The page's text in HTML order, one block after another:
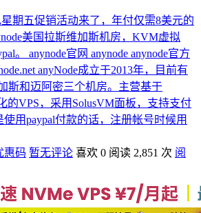
星期五促销活动来了，年付仅需8美元的
美国拉斯维加斯机房，KVM虚拟
。 anynode官网 anynode anynode官方
anyNode成立于2013年，目前有
斯和迈阿密三个机房。主营基于
的VPS，采用SolusVM面板，支持支付
使用paypal付款的话，注册帐号时候用
惠码 暂无评论 喜欢 0 阅读 2,851 次 阅